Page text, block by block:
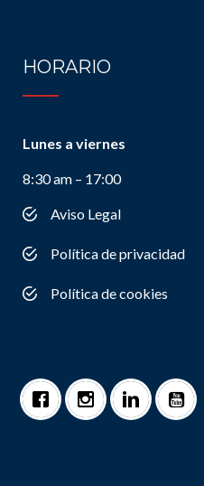
HORARIO
Lunes a viernes
8:30 am – 17:00
Aviso Legal
Política de privacidad
Política de cookies